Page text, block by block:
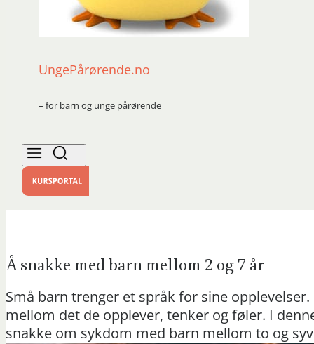
UngePårørende.no
– for barn og unge pårørende
Å snakke med barn mellom 2 og 7 år
Små barn trenger et språk for sine
mellom det de opplever, tenker og føler. I
snakke om sykdom med barn mellom to og